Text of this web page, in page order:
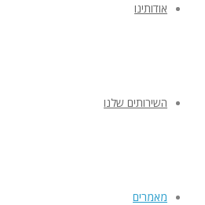
אודותינו
השירותים שלנו
מאמרים